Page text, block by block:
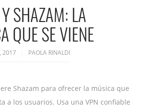
SHAZAM: LA
QUE SE VIENE
2017 PAOLA RINALDI
Shazam para ofrecer la música que
a los usuarios. Usa una VPN confiable